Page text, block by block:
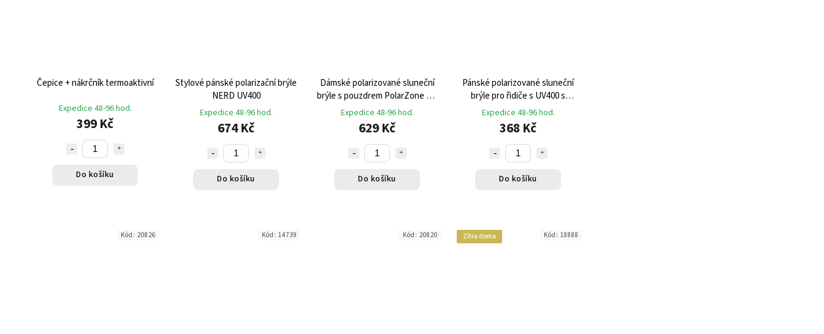
Čepice + nákrčník termoaktivní
Expedice 48-96 hod.
399 Kč
Do košíku
Stylové pánské polarizační brýle
NERD UV400
Expedice 48-96 hod.
674 Kč
Do košíku
Dámské polarizované sluneční
brýle s pouzdrem PolarZone UV
400 Francouzský design
Expedice 48-96 hod.
629 Kč
Do košíku
Pánské polarizované sluneční
brýle pro řidiče s UV400 s
pouzdrem
Expedice 48-96 hod.
368 Kč
Do košíku
Kód: 20826 Kód: 14739 Kód: 20820 Zítra doma Kód: 18888